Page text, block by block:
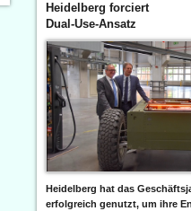
Heidelberg forciert
Dual-Use-Ansatz
Heidelberg hat das
erfolgreich genutzt, um ihre